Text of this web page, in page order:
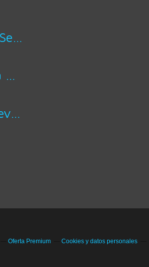
Sabor Katracho Servicio A Domicilio
Actividades para Mejorar la Letra
Top 5 Videos Nuevos de Artistas Hondureños
Oferta Premium
Cookies y datos personales